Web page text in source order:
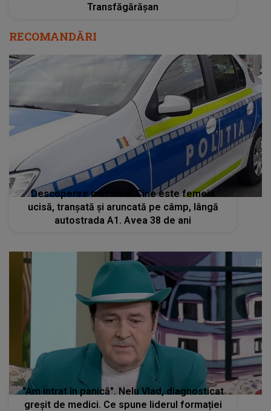
Transfăgărășan
RECOMANDĂRI
Descoperire macabră! Cine este femeia
ucisă, tranșată și aruncată pe câmp, lângă
autostrada A1. Avea 38 de ani
"Am intrat în panică". Nelu Vlad, diagnosticat
greşit de medici. Ce spune liderul formației